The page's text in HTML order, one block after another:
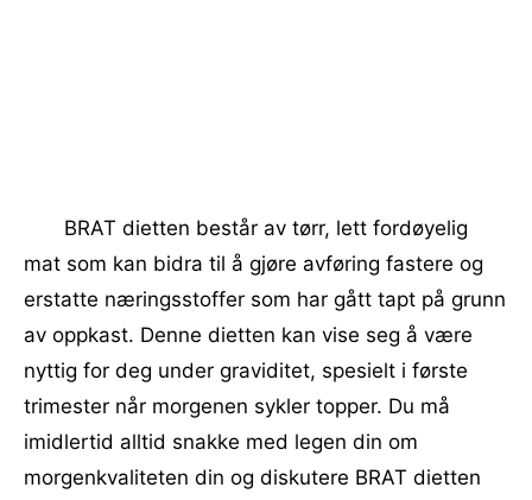
BRAT dietten består av tørr, lett fordøyelig
mat som kan bidra til å gjøre avføring fastere og
erstatte næringsstoffer som har gått tapt på grunn
av oppkast. Denne dietten kan vise seg å være
nyttig for deg under graviditet, spesielt i første
trimester når morgenen sykler topper. Du må
imidlertid alltid snakke med legen din om
morgenkvaliteten din og diskutere BRAT dietten